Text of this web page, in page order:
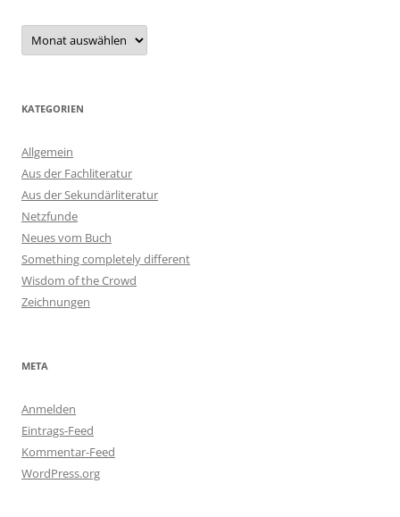
Archiv
KATEGORIEN
Allgemein
Aus der Fachliteratur
Aus der Sekundärliteratur
Netzfunde
Neues vom Buch
Something completely different
Wisdom of the Crowd
Zeichnungen
META
Anmelden
Eintrags-Feed
Kommentar-Feed
WordPress.org